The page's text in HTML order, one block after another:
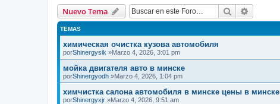
Nuevo Tema Buscar
TEMAS
химическая очистка кузова автомобиля
porShinergysik »Marzo 4, 2026, 3:01 pm
мойка двигателя авто в минске
porShinergyodh »Marzo 4, 2026, 1:04 pm
химчистка салона автомобиля в минске цены в минске
porShinergyxjr »Marzo 4, 2026, 9:51 am